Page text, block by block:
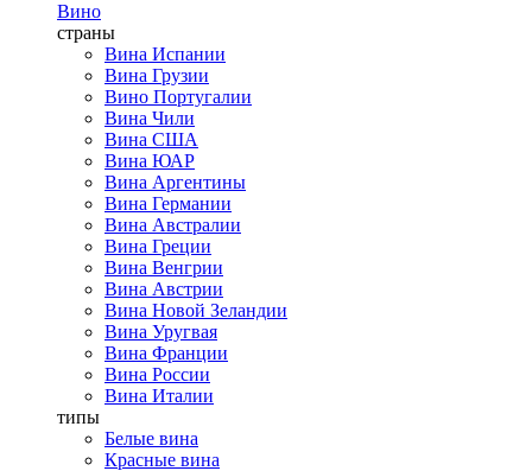
Вино
страны
Вина Испании
Вина Грузии
Вино Португалии
Вина Чили
Вина США
Вина ЮАР
Вина Аргентины
Вина Германии
Вина Австралии
Вина Греции
Вина Венгрии
Вина Австрии
Вина Новой Зеландии
Вина Уругвая
Вина Франции
Вина России
Вина Италии
типы
Белые вина
Красные вина